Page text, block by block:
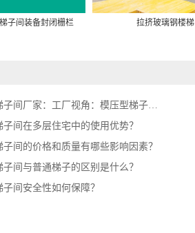
子间装备封闭栅栏 拉挤玻璃钢楼梯
家：工厂视角：模压型梯子间如何打造矿山装备爆款
间在多层住宅中的使用优势？
子间的价格和质量有哪些影响因素？
间与普通梯子的区别是什么？
间安全性如何保障？